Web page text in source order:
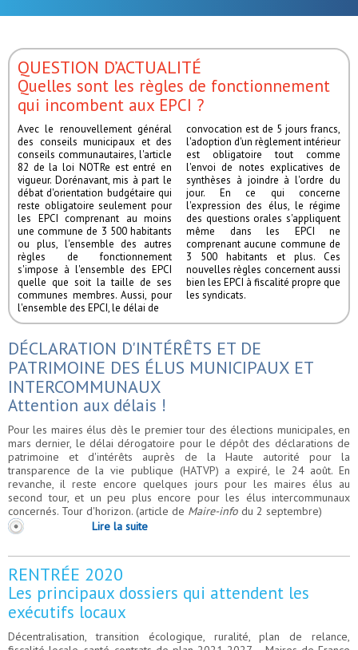
QUESTION D’ACTUALITÉ
Quelles sont les règles de fonctionnement
qui incombent aux EPCI ?
Avec le renouvellement général
des conseils municipaux et des
conseils communautaires, l'article
82 de la loi NOTRe est entré en
vigueur. Dorénavant, mis à part le
débat d'orientation budgétaire qui
reste obligatoire seulement pour
les EPCI comprenant au moins
une commune de 3 500 habitants
ou plus, l'ensemble des autres
règles de fonctionnement
s'impose à l'ensemble des EPCI
quelle que soit la taille de ses
communes membres. Aussi, pour
l'ensemble des EPCI, le délai de
convocation est de 5 jours francs,
l'adoption d'un règlement intérieur
est obligatoire tout comme
l'envoi de notes explicatives de
synthèses à joindre à l'ordre du
jour. En ce qui concerne
l'expression des élus, le régime
des questions orales s'appliquent
même dans les EPCI ne
comprenant aucune commune de
3 500 habitants et plus. Ces
nouvelles règles concernent aussi
bien les EPCI à fiscalité propre que
les syndicats.
DÉCLARATION D'INTÉRÊTS ET DE
PATRIMOINE DES ÉLUS MUNICIPAUX ET
INTERCOMMUNAUX
Attention aux délais !
Pour les maires élus dès le premier tour des élections municipales, en
mars dernier, le délai dérogatoire pour le dépôt des déclarations de
patrimoine et d'intérêts auprès de la Haute autorité pour la
transparence de la vie publique (HATVP) a expiré, le 24 août. En
revanche, il reste encore quelques jours pour les maires élus au
second tour, et un peu plus encore pour les élus intercommunaux
concernés. Tour d'horizon. (article de Maire-info du 2 septembre)
Lire la suite
RENTRÉE 2020
Les principaux dossiers qui attendent les
exécutifs locaux
Décentralisation, transition écologique, ruralité, plan de relance,